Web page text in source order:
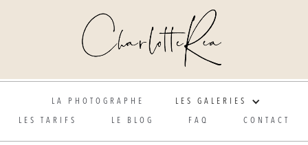
LA PHOTOGRAPHE LES GALERIES
LES TARIFS LE BLOG FAQ CONTACT